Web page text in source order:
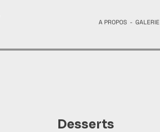
A PROPOS- GALERIE
Desserts